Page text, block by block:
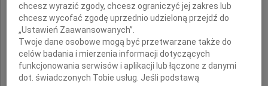
Naszej Drogiej Koleżance
Kindze Karasiewicz
chcesz wyrazić zgody, chcesz ograniczyć jej zakres lub
chcesz wycofać zgodę uprzednio udzieloną przejdź do
„Ustawień Zaawansowanych”.
Twoje dane osobowe mogą być przetwarzane także do
celów badania i mierzenia informacji dotyczących
funkcjonowania serwisów i aplikacji lub łączone z danymi
dot. świadczonych Tobie usług. Jeśli podstawą